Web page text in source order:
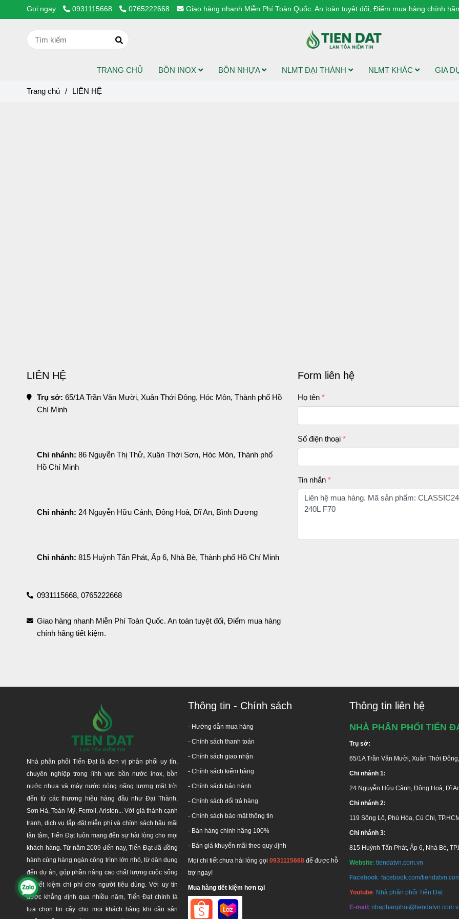
Gọi ngay 0931115668 0765222668 Giao hàng nhanh Miễn Phí Toàn Quốc. An toàn tuyệt đối, Điểm mua hàng chính
TRANG CHỦ BỒN INOX BỒN NHỰA NLMT ĐẠI THÀNH NLMT KHÁC GIA
Trang chủ / LIÊN HỆ
LIÊN HỆ
Trụ sở: 65/1A Trần Văn Mười, Xuân Thới Đông, Hóc Môn, Thành phố Hồ
Chí Minh
Chi nhánh: 86 Nguyễn Thị Thử, Xuân Thới Sơn, Hóc Môn, Thành phố
Hồ Chí Minh
Chi nhánh: 24 Nguyễn Hữu Cảnh, Đông Hoà, Dĩ An, Bình Dương
Chi nhánh: 815 Huỳnh Tấn Phát, Ấp 6, Nhà Bè, Thành phố Hồ Chí Minh
0931115668, 0765222668
Giao hàng nhanh Miễn Phí Toàn Quốc. An toàn tuyệt đối, Điểm mua hàng
chính hãng tiết kiệm.
Form liên hệ
Họ tên
Số điện thoại
Tin nhắn
Nhà phân phối Tiến Đạt là đơn vị phân phối uy tín,
chuyên nghiệp trong lĩnh vực bồn nước inox, bồn
nước nhựa và máy nước nóng năng lượng mặt trời
đến từ các thương hiệu hàng đầu như Đại Thành,
Sơn Hà, Toàn Mỹ, Ferroli, Ariston... Với giá thành cạnh
tranh, dịch vụ lắp đặt miễn phí và chính sách hậu mãi
tận tâm, Tiến Đạt luôn mang đến sự hài lòng cho mọi
khách hàng. Từ năm 2009 đến nay, Tiến Đạt đã đồng
hành cùng hàng ngàn công trình lớn nhỏ, từ dân dụng
đến dự án, góp phần nâng cao chất lượng cuộc sống
và tiết kiệm chi phí cho người tiêu dùng. Với uy tín
được khẳng định qua nhiều năm, Tiến Đạt chính là
lựa chọn tin cậy cho mọi khách hàng khi cần sản
Thông tin - Chính sách
- Hướng dẫn mua hàng
- Chính sách thanh toán
- Chính sách giao nhận
- Chính sách kiểm hàng
- Chính sách bảo hành
- Chính sách đổi trả hàng
- Chính sách bảo mật thông tin
- Bán hàng chính hãng 100%
- Bán giá khuyến mãi theo quy định
Mọi chi tiết chưa hài lòng gọi 0931115668 để được hỗ
trợ ngay!
Mua hàng tiết kiệm hơn tại
Thông tin liên hệ
NHÀ PHÂN PHỐI TIẾN
Trụ sở:
65/1A Trần Văn Mười, Xuân Thới
Chi nhánh 1:
24 Nguyễn Hữu Cảnh, Đông Hoà, Dĩ
Chi nhánh 2:
119 Sông Lô, Phú Hòa, Củ Chi,
Chi nhánh 3:
815 Huỳnh Tấn Phát, Ấp 6, Nhà Bè,
Website: tiendatvn.com.vn
Facebook: facebook.com/
Youtube: Nhà phân phối Tiến Đạt
E-mail: